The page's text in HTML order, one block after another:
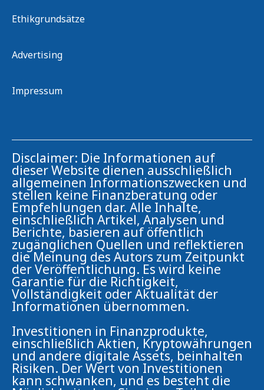
Ethikgrundsätze
Advertising
Impressum
Disclaimer: Die Informationen auf
dieser Website dienen ausschließlich
allgemeinen Informationszwecken und
stellen keine Finanzberatung oder
Empfehlungen dar. Alle Inhalte,
einschließlich Artikel, Analysen und
Berichte, basieren auf öffentlich
zugänglichen Quellen und reflektieren
die Meinung des Autors zum Zeitpunkt
der Veröffentlichung. Es wird keine
Garantie für die Richtigkeit,
Vollständigkeit oder Aktualität der
Informationen übernommen.
Investitionen in Finanzprodukte,
einschließlich Aktien, Kryptowährungen
und andere digitale Assets, beinhalten
Risiken. Der Wert von Investitionen
kann schwanken, und es besteht die